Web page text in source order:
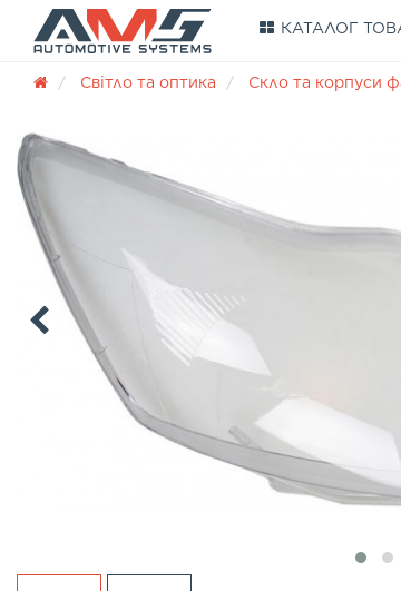
КАТАЛОГ
Світло та оптика Скло та корпуси